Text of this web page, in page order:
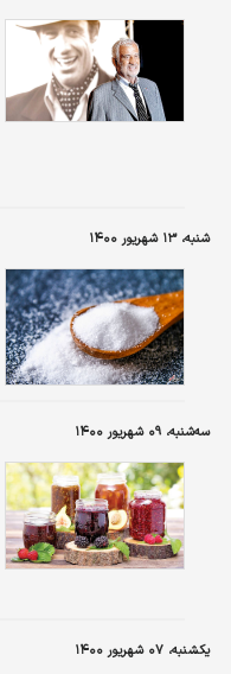
شنبه، ۱۳ شهریور ۱۴۰۰
سه‌شنبه، ۰۹ شهریور ۱۴۰۰
یکشنبه، ۰۷ شهریور ۱۴۰۰